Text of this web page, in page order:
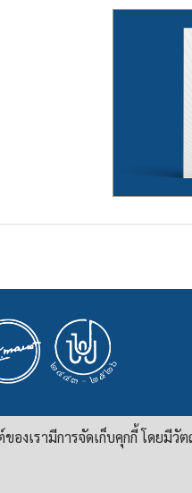
ของเรามีการจัดเก็บคุกกี้ โดย